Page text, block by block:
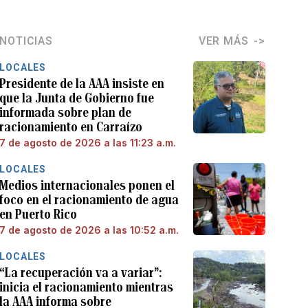
NOTICIAS VER MÁS
LOCALES
Presidente de la AAA insiste en
que la Junta de Gobierno fue
informada sobre plan de
racionamiento en Carraízo
7 de agosto de 2026 a las 11:23 a.m.
LOCALES
Medios internacionales ponen el
foco en el racionamiento de agua
en Puerto Rico
7 de agosto de 2026 a las 10:52 a.m.
LOCALES
“La recuperación va a variar”:
inicia el racionamiento mientras
la AAA informa sobre